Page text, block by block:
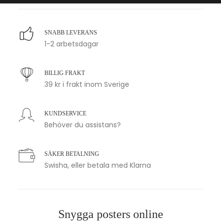
SNABB LEVERANS
1-2 arbetsdagar
BILLIG FRAKT
39 kr i frakt inom Sverige
KUNDSERVICE
Behöver du assistans?
SÄKER BETALNING
Swisha, eller betala med Klarna
Snygga posters online